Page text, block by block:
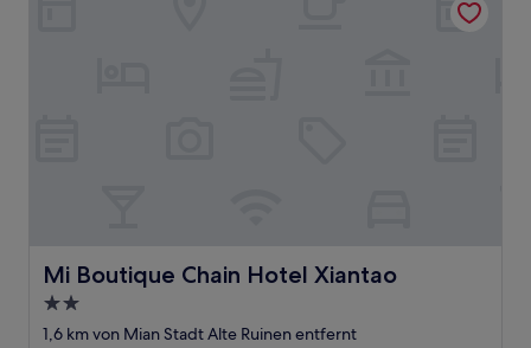
Mi Boutique Chain Hotel Xiantao
Mi Boutique Chain Hotel Xiantao
2.0-
Sterne-
1,6 km von Mian Stadt Alte Ruinen entfernt